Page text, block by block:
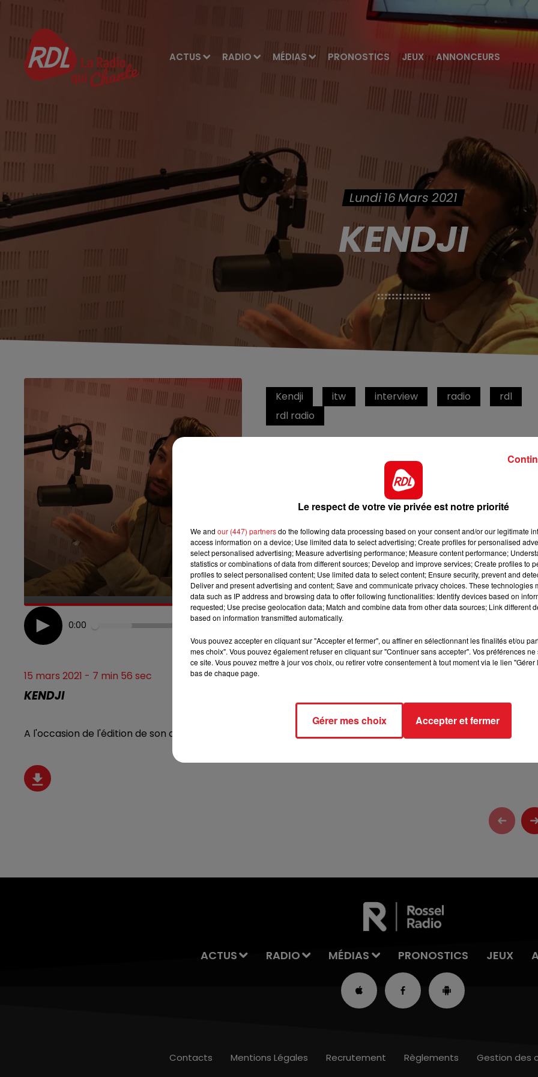
ACTUS RADIO MÉDIAS PRONOSTICS JEUX ANNONCEURS
7h00 - 10h00
DEBOUT C'EST L'HEURE
12h00 - 13h00
RDL & VOUS
Lundi 16 Mars 2021
KENDJI
Kendji itw interview radio
rdl
rdl radio
0:00
15 mars 2021 - 7 min 56 sec
KENDJI
A l'occasion de l'édition de son album "Mi Vida", réécoutez l'interview de Kendji sur RDL !
ACTUS RADIO MÉDIAS PRONOSTICS JEUX
Contacts Mentions Légales Recrutement Règlements Gestion des
Le respect de votre vie privée est notre priorité
We and our (447) partnersdo the following data processing based on your consent and/or our legitimate
access information on a device; Use limited data to select advertising; Create profiles for personalised
select personalised advertising; Measure advertising performance; Measure content performance;
statistics or combinations of data from different sources; Develop and improve services; Create profiles to
profiles to select personalised content; Use limited data to select content; Ensure security, prevent and
Deliver and present advertising and content; Save and communicate privacy choices. These technologies
data such as IP address and browsing data to offer following functionalities: Identify devices based on
requested; Use precise geolocation data; Match and combine data from other data sources; Link different
based on information transmitted automatically.
Vous pouvez accepter en cliquant sur "Accepter et fermer", ou affiner en sélectionnant les finalités et/ou
mes choix". Vous pouvez également refuser en cliquant sur "Continuer sans accepter". Vos préférences
ce site. Vous pouvez mettre à jour vos choix, ou retirer votre consentement à tout moment via le lien
bas de chaque page.
Gérer mes choix Accepter et fermer